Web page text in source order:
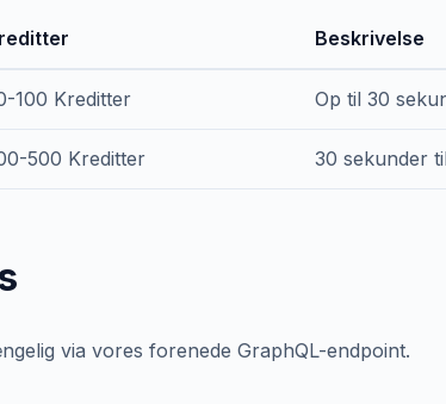
Beskrivelse
100 Kreditter Op til 30
500 Kreditter 30 sekunder
via vores forenede GraphQL-endpoint.